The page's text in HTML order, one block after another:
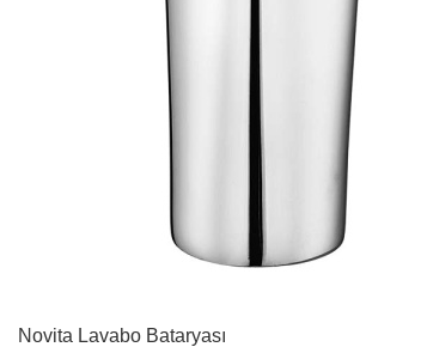
Novita Lavabo Bataryası